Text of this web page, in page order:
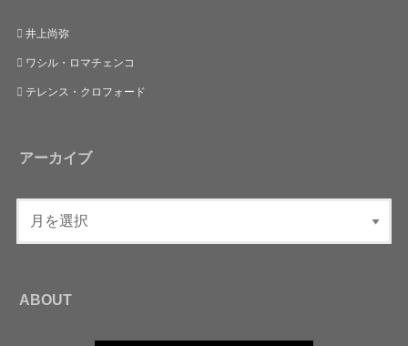
井上尚弥
ワシル・ロマチェンコ
テレンス・クロフォード
アーカイブ
ABOUT